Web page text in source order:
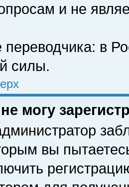
и не
в
силы.
могу
вы